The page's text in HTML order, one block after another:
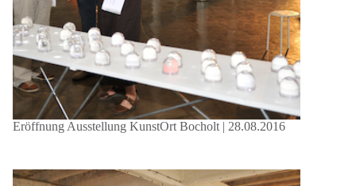
Eröffnung Ausstellung KunstOrt Bocholt | 28.08.2016